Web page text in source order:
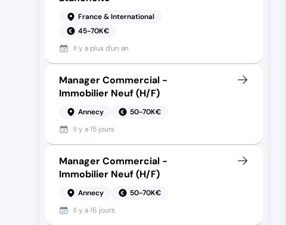
France & International
45-70K€
Il y a plus d’un an
Manager Commercial -
Immobilier Neuf (H/F)
Annecy
50-70K€
Il y a15 jours
Manager Commercial -
Immobilier Neuf (H/F)
Annecy
50-70K€
Il y a16 jours